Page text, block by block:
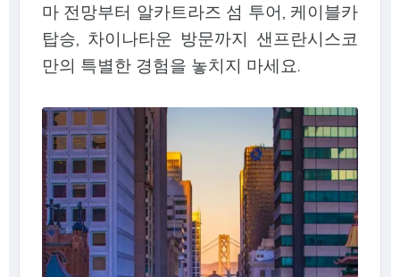
마 전망부터 알카트라즈 섬 투어, 케이블카
탑승, 차이나타운 방문까지 샌프란시스코
만의 특별한 경험을 놓치지 마세요.